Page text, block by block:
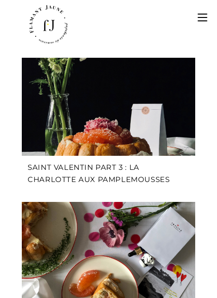
SAINT VALENTIN PART 3 : LA
CHARLOTTE AUX PAMPLEMOUSSES